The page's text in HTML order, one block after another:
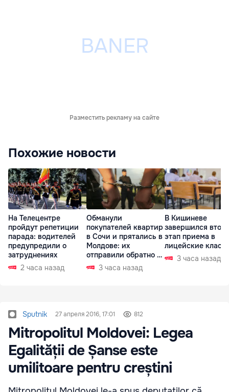
Разместить рекламу на сайте
Похожие новости
На Телецентре
пройдут репетиции
парада: водителей
предупредили о
затруднениях
2 часа назад
Обманули
покупателей квартир
в Сочи и прятались в
Молдове: их
отправили обратно в
РФ 3 часа назад
В Кишиневе
завершился
этап приема в
лицейские
3 часа назад
Sputnik 27 апреля 2016, 17:01 812
Mitropolitul Moldovei: Legea
Egalității de Șanse este
umilitoare pentru creștini